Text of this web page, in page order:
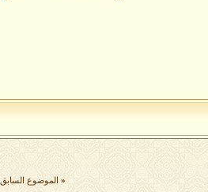
« الموضوع السابق